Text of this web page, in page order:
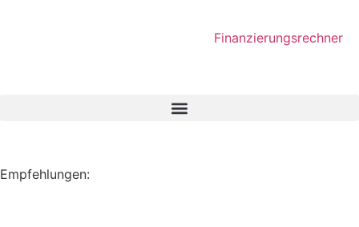
Finanzierungsrechner
Empfehlungen: